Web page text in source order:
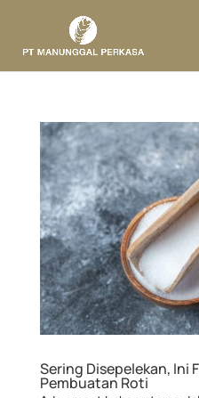
Sering Disepelekan, Ini
Pembuatan Roti